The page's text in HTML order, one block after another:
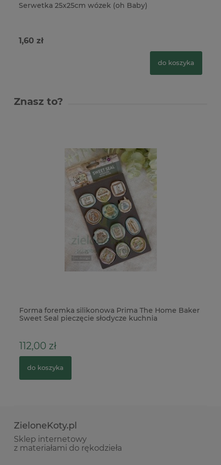
Serwetka 25x25cm wózek (oh Baby)
1,60 zł
do koszyka
Znasz to?
Forma foremka silikonowa Prima The Home Baker
Sweet Seal pieczęcie słodycze kuchnia
112,00 zł
do koszyka
ZieloneKoty.pl
Sklep internetowy
z materiałami do rękodzieła